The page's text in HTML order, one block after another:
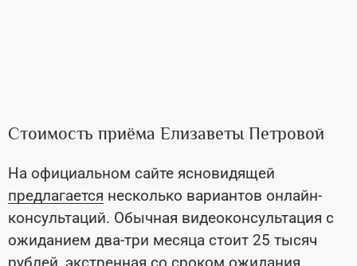
Стоимость приёма Елизаветы Петровой
На официальном сайте ясновидящей
предлагается несколько вариантов онлайн-
консультаций. Обычная видеоконсультация с
ожиданием два-три месяца стоит 25 тысяч
рублей, экстренная со сроком ожидания